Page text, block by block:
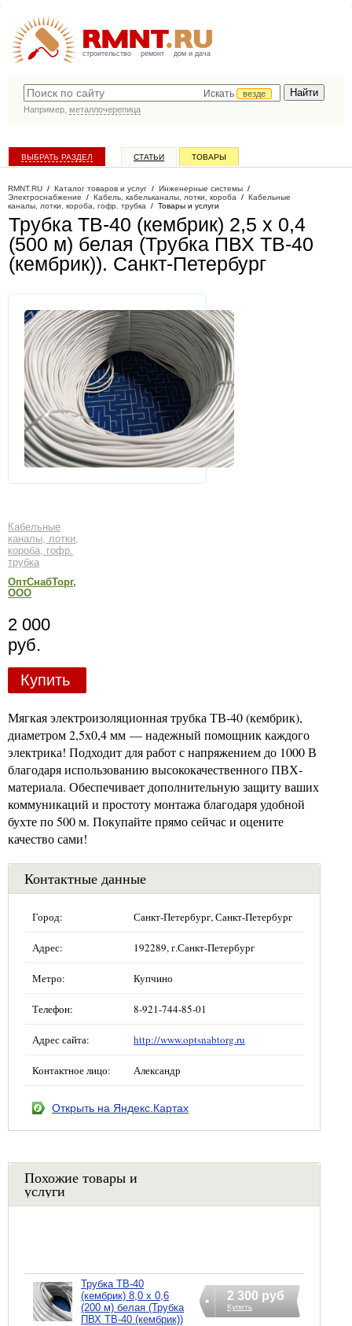
строительство ремонт дом и дача
Искать
везде
Например, металлочерепица
ВЫБРАТЬ РАЗДЕЛ СТАТЬИ ТОВАРЫ
RMNT.RU / Каталог товаров и услуг / Инженерные системы /
Электроснабжение / Кабель, кабельканалы, лотки, короба / Кабельные
каналы, лотки, короба, гофр. трубка / Товары и услуги
Трубка ТВ-40 (кембрик) 2,5 х 0,4
(500 м) белая (Трубка ПВХ ТВ-40
(кембрик)). Санкт-Петербург
Кабельные
каналы, лотки,
короба, гофр.
трубка
ОптСнабТорг,
ООО
2 000
руб.
Купить
Мягкая электроизоляционная трубка ТВ-40 (кембрик),
диаметром 2,5х0,4 мм — надежный помощник каждого
электрика! Подходит для работ с напряжением до 1000 В
благодаря использованию высококачественного ПВХ-
материала. Обеспечивает дополнительную защиту ваших
коммуникаций и простоту монтажа благодаря удобной
бухте по 500 м. Покупайте прямо сейчас и оцените
качество сами!
Контактные данные
Город: Санкт-Петербург, Санкт-Петербург
Адрес: 192289, г.Санкт-Петербург
Метро: Купчино
Телефон: 8-921-744-85-01
Адрес сайта: http://www.optsnabtorg.ru
Контактное лицо: Александр
Открыть на Яндекс.Картах
Похожие товары и
услуги
Трубка ТВ-40
(кембрик) 8,0 х 0,6
(200 м) белая (Трубка
ПВХ ТВ-40 (кембрик))
2 300 руб
Купить